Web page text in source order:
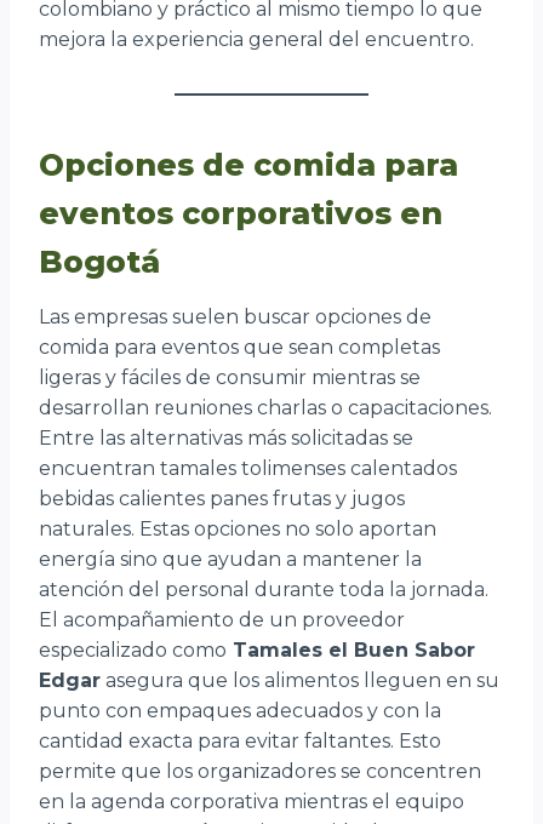
colombiano y práctico al mismo tiempo lo que
mejora la experiencia general del encuentro.
Opciones de comida para
eventos corporativos en
Bogotá
Las empresas suelen buscar opciones de
comida para eventos que sean completas
ligeras y fáciles de consumir mientras se
desarrollan reuniones charlas o capacitaciones.
Entre las alternativas más solicitadas se
encuentran tamales tolimenses calentados
bebidas calientes panes frutas y jugos
naturales. Estas opciones no solo aportan
energía sino que ayudan a mantener la
atención del personal durante toda la jornada.
El acompañamiento de un proveedor
especializado como Tamales el Buen Sabor
Edgar asegura que los alimentos lleguen en su
punto con empaques adecuados y con la
cantidad exacta para evitar faltantes. Esto
permite que los organizadores se concentren
en la agenda corporativa mientras el equipo